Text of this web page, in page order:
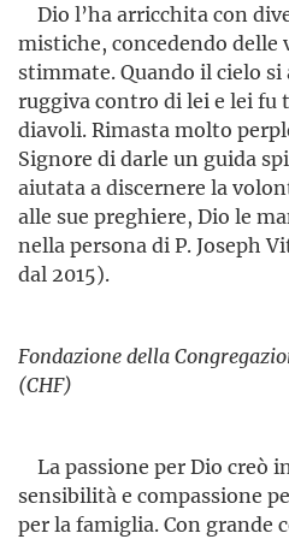
Dio l’ha arricchita con
mistiche, conce­dendo delle
stimmate. Quando il cielo
ruggiva contro di lei e lei fu
diavoli. Rimasta molto
Signore di darle un guida
aiutata a discernere la
alle sue preghiere, Dio le
nella persona di P. Joseph
dal 2015).
Fondazione della
(CHF)
La passione per Dio creò
sensibilità e compassione
per la famiglia. Con grande